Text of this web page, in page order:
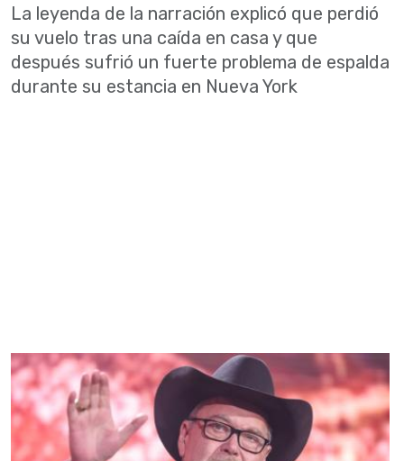
La leyenda de la narración explicó que perdió
su vuelo tras una caída en casa y que
después sufrió un fuerte problema de espalda
durante su estancia en Nueva York